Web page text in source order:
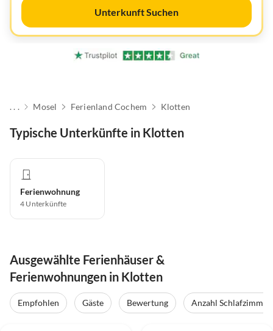
Unterkunft Suchen
. . . Mosel Ferienland Cochem Klotten
Typische Unterkünfte in Klotten
Ferienwohnung
4 Unterkünfte
Ausgewählte Ferienhäuser &
Ferienwohnungen in Klotten
Empfohlen Gäste Bewertung Anzahl Schlafzimmer